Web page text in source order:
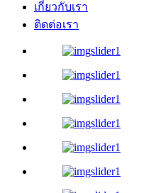
เกี่ยวกับเรา
ติดต่อเรา